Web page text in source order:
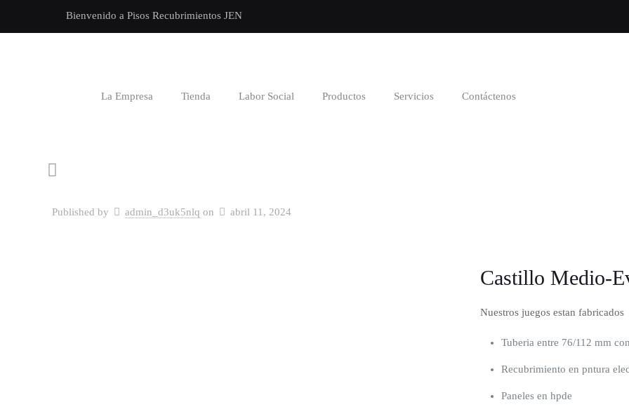
Bienvenido a Pisos Recubrimientos JEN
La Empresa Tienda Labor Social Productos Servicios Contáctenos
Published by admin_d3uk5nlq on abril 11, 2024
Castillo Medio-
Nuestros juegos estan fabricados
Tuberia entre 76/112 mm
Recubrimiento en pntura
Paneles en hpde